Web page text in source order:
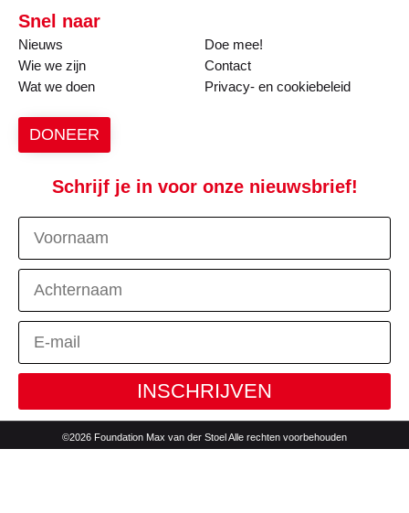
Snel naar
Nieuws
Wie we zijn
Wat we doen
Doe mee!
Contact
Privacy- en cookiebeleid
DONEER
Schrijf je in voor onze nieuwsbrief!
INSCHRIJVEN
©2026 Foundation Max van der Stoel Alle rechten voorbehouden